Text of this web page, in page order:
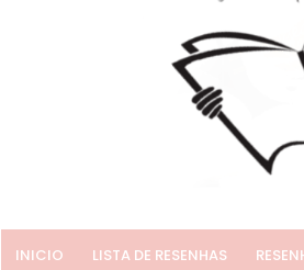
INICIO LISTA DE RESENHAS